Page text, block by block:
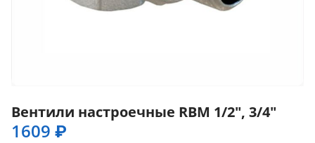
Вентили настроечные RBM 1/2", 3/4"
1609 ₽